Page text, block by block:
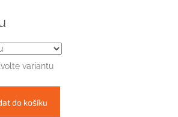
variantu
do košíku